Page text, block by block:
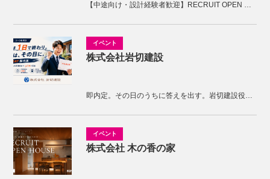
【中途向け・設計経験者歓迎】RECRUIT OPEN HOUSE開催！KNOTの家づくりを体感しませんか。
株式会社岩切建設
即内定。その日のうちに答えを出す。岩切建設役員面接
株式会社 木の香の家